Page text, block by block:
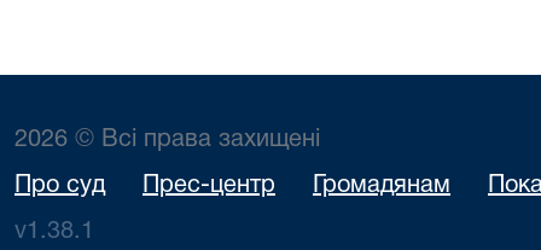
2026 © Всі права захищені
Про суд Прес-центр Громадянам
v1.38.1